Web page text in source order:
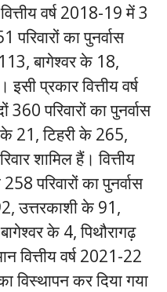
वर्ष 2018-19 में 3
का पुनर्वास
बागेश्वर के 18,
प्रकार वित्तीय वर्ष
परिवारों का पुनर्वास
के 21, टिहरी के 265,
शामिल हैं। वित्तीय
परिवारों का पुनर्वास
उत्तरकाशी के 91,
के 4, पिथौरागढ़
वित्तीय वर्ष 2021-22
विस्थापन कर दिया गया